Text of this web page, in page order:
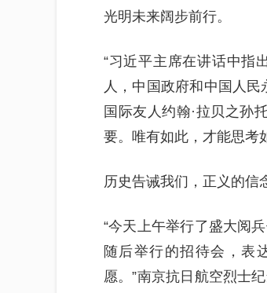
光明未来阔步前行。
“习近平主席在讲话中指
人，中国政府和中国人
国际友人约翰·拉贝之孙
要。唯有如此，才能思考
历史告诫我们，正义的信
“今天上午举行了盛大阅
随后举行的招待会，表
愿。”南京抗日航空烈士